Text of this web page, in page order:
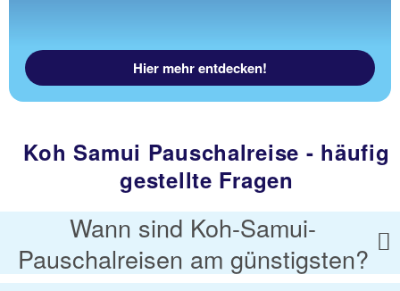
Hier mehr entdecken!
Koh Samui Pauschalreise - häufig
gestellte Fragen
Wann sind Koh-Samui-
Pauschalreisen am günstigsten?